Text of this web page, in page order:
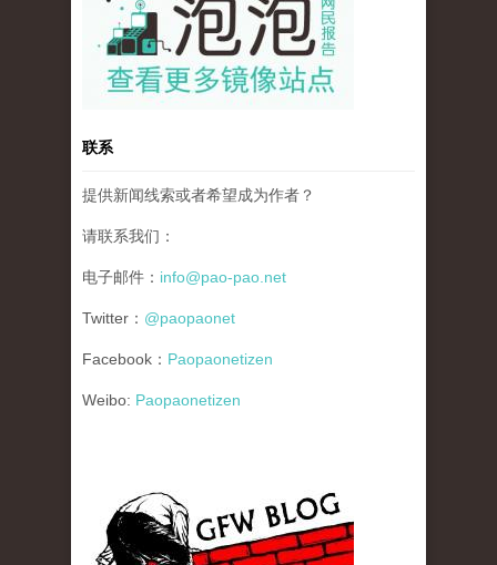
联系
提供新闻线索或者希望成为作者？
请联系我们：
电子邮件： info@pao-pao.net
Twitter： @paopaonet
Facebook： Paopaonetizen
Weibo: Paopaonetizen
gfw_blog_small.jpg